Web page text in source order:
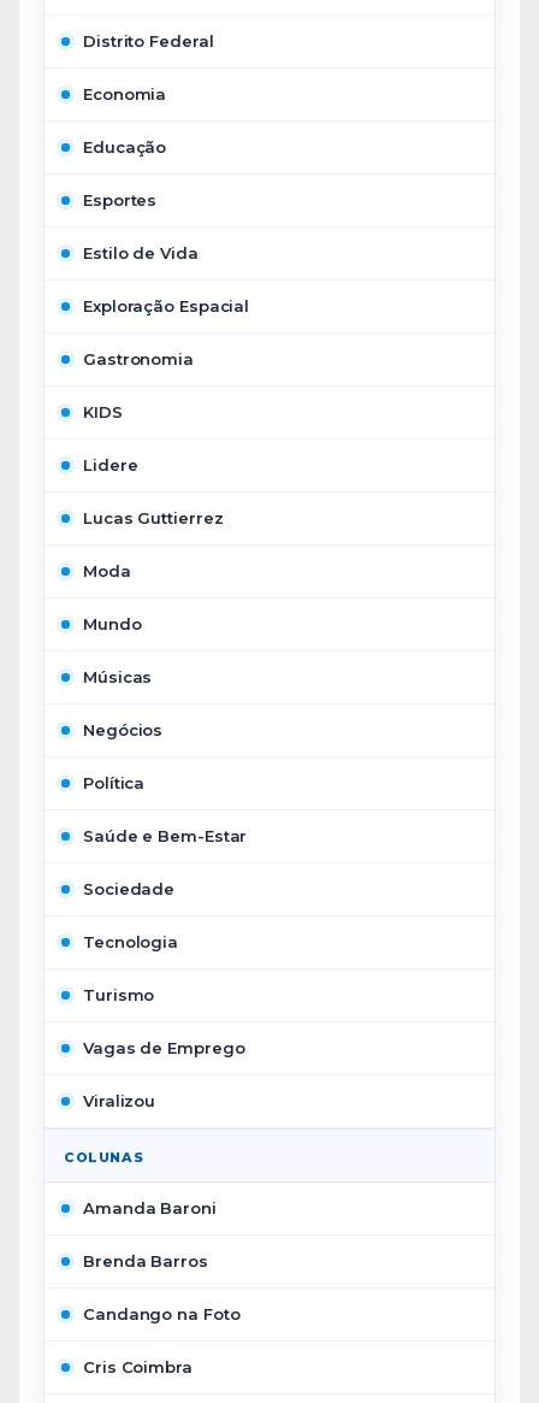
Distrito Federal
Economia
Educação
Esportes
Estilo de Vida
Exploração Espacial
Gastronomia
KIDS
Lidere
Lucas Guttierrez
Moda
Mundo
Músicas
Negócios
Política
Saúde e Bem-Estar
Sociedade
Tecnologia
Turismo
Vagas de Emprego
Viralizou
COLUNAS
Amanda Baroni
Brenda Barros
Candango na Foto
Cris Coimbra